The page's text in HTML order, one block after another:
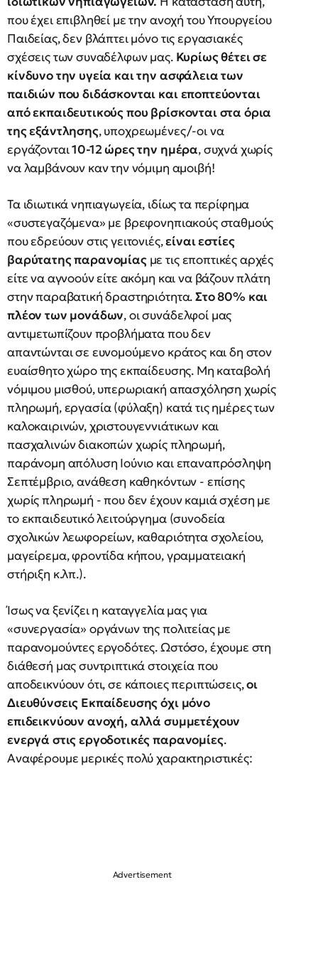
που έχει επιβληθεί με την ανοχή του Υπουργείου
Παιδείας, δεν βλάπτει μόνο τις εργασιακές
σχέσεις των συναδέλφων μας. Κυρίως θέτει σε
κίνδυνο την υγεία και την ασφάλεια των
παιδιών που διδάσκονται και εποπτεύονται
από εκπαιδευτικούς που βρίσκονται στα όρια
της εξάντλησης, υποχρεωμένες/-οι να
εργάζονται10-12 ώρες την ημέρα, συχνά χωρίς
να λαμβάνουν καν την νόμιμη αμοιβή!
Τα ιδιωτικά νηπιαγωγεία, ιδίως τα περίφημα
«συστεγαζόμενα» με βρεφονηπιακούς σταθμούς
που εδρεύουν στις γειτονιές,είναι εστίες
βαρύτατης παρανομίαςμε τις εποπτικές αρχές
είτε να αγνοούν είτε ακόμη και να βάζουν πλάτη
στην παραβατική δραστηριότητα.Στο 80% και
πλέον των μονάδων, οι συνάδελφοί μας
αντιμετωπίζουν προβλήματα που δεν
απαντώνται σε ευνομούμενο κράτος και δη στον
ευαίσθητο χώρο της εκπαίδευσης. Μη καταβολή
νόμιμου μισθού, υπερωριακή απασχόληση χωρίς
πληρωμή, εργασία (φύλαξη) κατά τις ημέρες των
καλοκαιρινών, χριστουγεννιάτικων και
πασχαλινών διακοπών χωρίς πληρωμή,
παράνομη απόλυση Ιούνιο και επαναπρόσληψη
Σεπτέμβριο, ανάθεση καθηκόντων - επίσης
χωρίς πληρωμή - που δεν έχουν καμιά σχέση με
το εκπαιδευτικό λειτούργημα (συνοδεία
σχολικών λεωφορείων, καθαριότητα σχολείου,
μαγείρεμα, φροντίδα κήπου, γραμματειακή
στήριξη κ.λπ.).
Ίσως να ξενίζει η καταγγελία μας για
«συνεργασία» οργάνων της πολιτείας με
παρανομούντες εργοδότες. Ωστόσο, έχουμε στη
διάθεσή μας συντριπτικά στοιχεία που
αποδεικνύουν ότι, σε κάποιες περιπτώσεις,οι
Διευθύνσεις Εκπαίδευσης όχι μόνο
επιδεικνύουν ανοχή, αλλά συμμετέχουν
ενεργά στις εργοδοτικές παρανομίες.
Αναφέρουμε μερικές πολύ χαρακτηριστικές: